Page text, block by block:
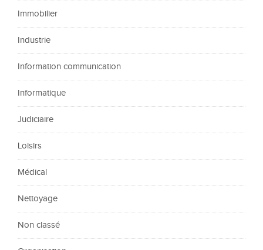
Immobilier
Industrie
Information communication
Informatique
Judiciaire
Loisirs
Médical
Nettoyage
Non classé